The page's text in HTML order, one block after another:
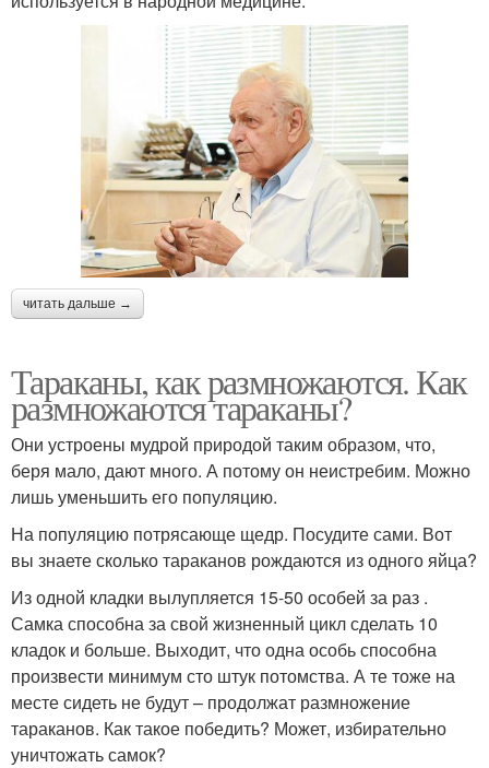
читать дальше →
Тараканы, как размножаются. Как
размножаются тараканы?
Они устроены мудрой природой таким образом, что,
беря мало, дают много. А потому он неистребим. Можно
лишь уменьшить его популяцию.
На популяцию потрясающе щедр. Посудите сами. Вот
вы знаете сколько тараканов рождаются из одного яйца?
Из одной кладки вылупляется 15-50 особей за раз .
Самка способна за свой жизненный цикл сделать 10
кладок и больше. Выходит, что одна особь способна
произвести минимум сто штук потомства. А те тоже на
месте сидеть не будут – продолжат размножение
тараканов. Как такое победить? Может, избирательно
уничтожать самок?